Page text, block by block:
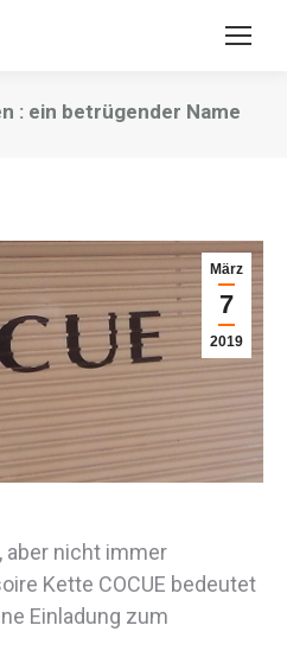
: ein betrügender Name
März
7
2019
aber nicht immer
Kette COCUE bedeutet
Einladung zum